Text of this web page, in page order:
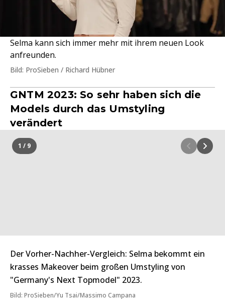
Selma kann sich immer mehr mit ihrem neuen Look
anfreunden.
Bild: ProSieben / Richard Hübner
GNTM 2023: So sehr haben sich die
Models durch das Umstyling
verändert
Der Vorher-Nachher-Vergleich: Selma bekommt ein
krasses Makeover beim großen Umstyling von
"Germany's Next Topmodel" 2023.
Bild: ProSieben/Yu Tsai/Massimo Campana
1 / 9